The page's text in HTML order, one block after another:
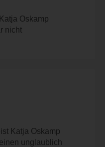
Oskamp
nicht
Katja Oskamp
unglaublich